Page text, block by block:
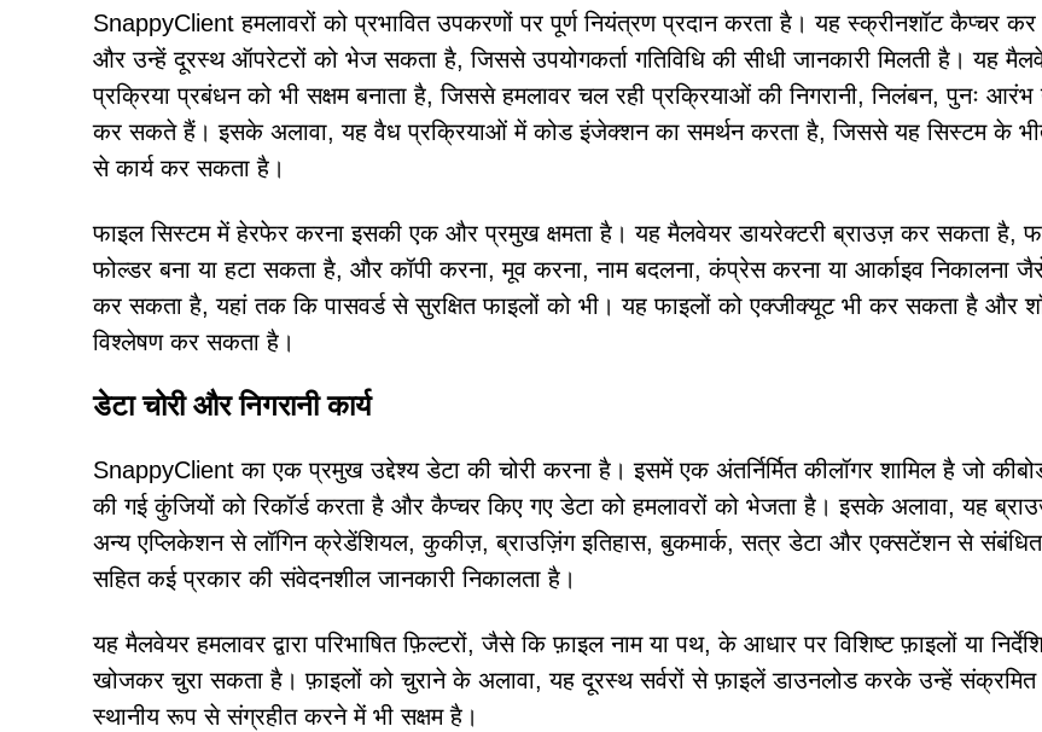
SnappyClient हमलावरों को प्रभावित उपकरणों पर पूर्ण नियंत्रण प्रदान करता है। यह स्क्रीनशॉट कैप्चर
और उन्हें दूरस्थ ऑपरेटरों को भेज सकता है, जिससे उपयोगकर्ता गतिविधि की सीधी जानकारी मिलती है। यह
प्रक्रिया प्रबंधन को भी सक्षम बनाता है, जिससे हमलावर चल रही प्रक्रियाओं की निगरानी, निलंबन, पुनः आरंभ
कर सकते हैं। इसके अलावा, यह वैध प्रक्रियाओं में कोड इंजेक्शन का समर्थन करता है, जिससे यह सिस्टम के
से कार्य कर सकता है।
फाइल सिस्टम में हेरफेर करना इसकी एक और प्रमुख क्षमता है। यह मैलवेयर डायरेक्टरी ब्राउज़ कर सकता है,
फोल्डर बना या हटा सकता है, और कॉपी करना, मूव करना, नाम बदलना, कंप्रेस करना या आर्काइव निकालना
कर सकता है, यहां तक कि पासवर्ड से सुरक्षित फाइलों को भी। यह फाइलों को एक्जीक्यूट भी कर सकता है और
विश्लेषण कर सकता है।
डेटा चोरी और निगरानी कार्य
SnappyClient का एक प्रमुख उद्देश्य डेटा की चोरी करना है। इसमें एक अंतर्निर्मित कीलॉगर शामिल है जो
की गई कुंजियों को रिकॉर्ड करता है और कैप्चर किए गए डेटा को हमलावरों को भेजता है। इसके अलावा, यह
अन्य एप्लिकेशन से लॉगिन क्रेडेंशियल, कुकीज़, ब्राउज़िंग इतिहास, बुकमार्क, सत्र डेटा और एक्सटेंशन से संबंधित
सहित कई प्रकार की संवेदनशील जानकारी निकालता है।
यह मैलवेयर हमलावर द्वारा परिभाषित फ़िल्टरों, जैसे कि फ़ाइल नाम या पथ, के आधार पर विशिष्ट फ़ाइलों या
खोजकर चुरा सकता है। फ़ाइलों को चुराने के अलावा, यह दूरस्थ सर्वरों से फ़ाइलें डाउनलोड करके उन्हें संक्रमित
स्थानीय रूप से संग्रहीत करने में भी सक्षम है।